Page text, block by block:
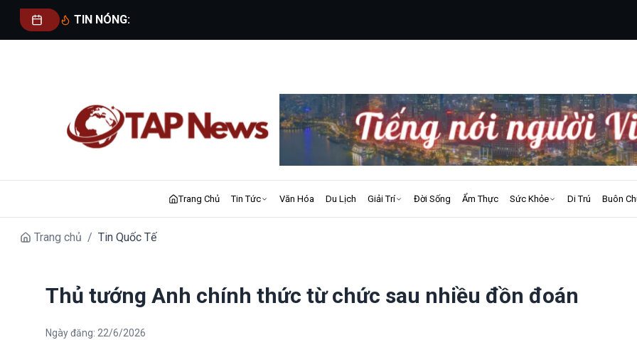
TIN NÓNG:
Trang Chủ Tin Tức Văn Hóa Du Lịch Giải Trí Đời Sống Ẩm Thực Sức Khỏe Di Trú Buôn
Trang chủ / Tin Quốc Tế
Thủ tướng Anh chính thức từ chức sau nhiều đồn đoán
Ngày đăng: 22/6/2026